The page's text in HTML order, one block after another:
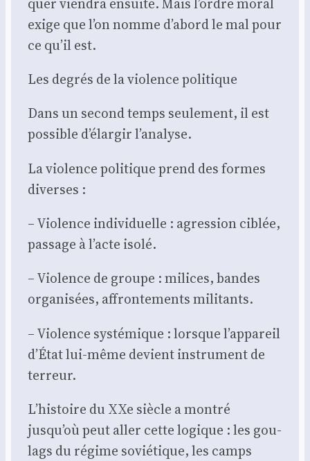
exige que l’on nomme d’abord le mal pour
ce qu’il est.
Les degrés de la vio­lence poli­tique
Dans un second temps seule­ment, il est
pos­sible d’élargir l’analyse.
La vio­lence poli­tique prend des formes
diverses :
– Vio­lence indi­vi­duelle : agres­sion ciblée,
pas­sage à l’acte iso­lé.
– Vio­lence de groupe : milices, bandes
orga­ni­sées, affron­te­ments mili­tants.
– Vio­lence sys­té­mique : lorsque l’appareil
d’État lui-même devient ins­tru­ment de
ter­reur.
L’histoire du XXe siècle a mon­tré
jusqu’où peut aller cette logique : les gou­
lags du régime sovié­tique, les camps